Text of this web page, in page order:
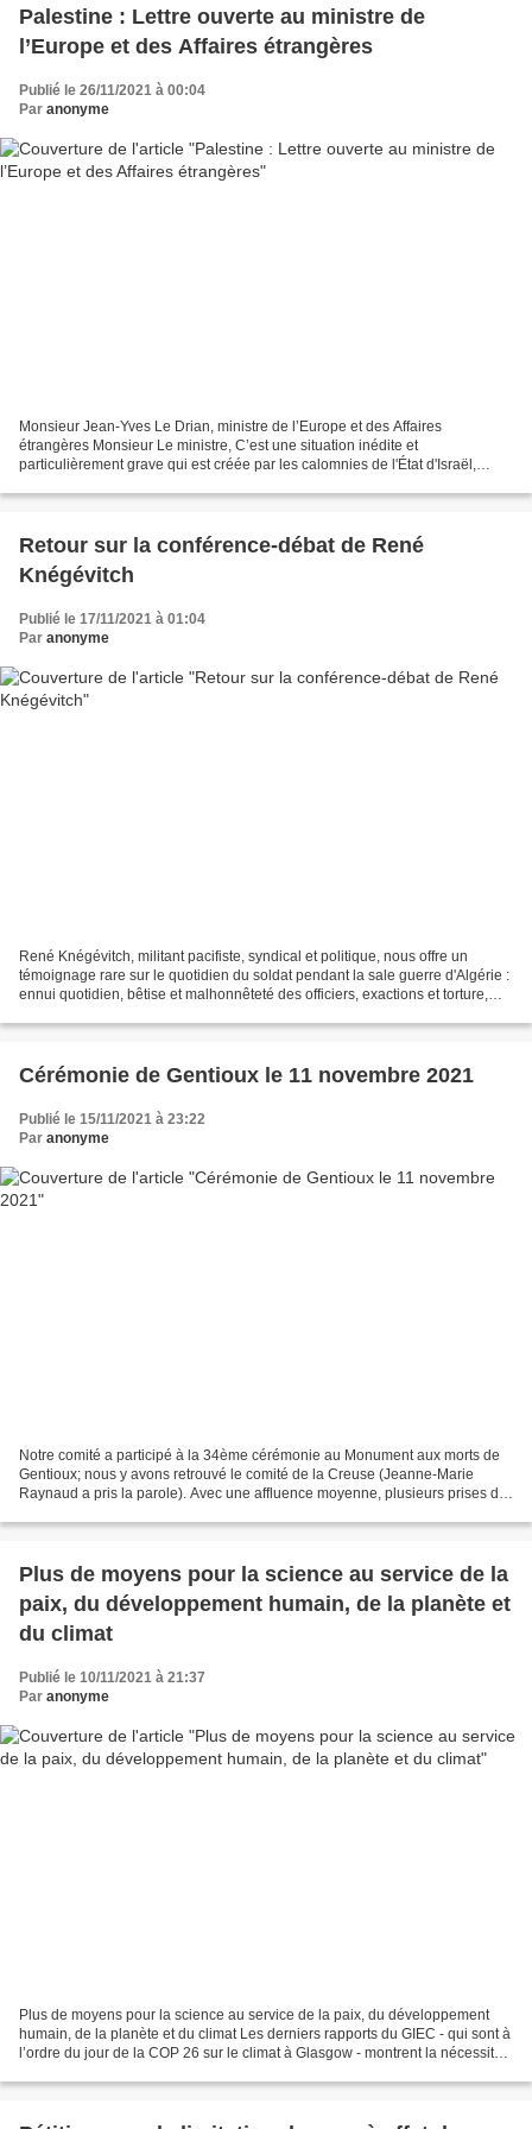
Palestine : Lettre ouverte au ministre de
l’Europe et des Affaires étrangères
Publié le 26/11/2021 à 00:04
Par anonyme
Monsieur Jean-Yves Le Drian, ministre de l’Europe et des Affaires
étrangères Monsieur Le ministre, C’est une situation inédite et
particulièrement grave qui est créée par les calomnies de l'État d'Israël,
Retour sur la conférence-débat de René
Knégévitch
Publié le 17/11/2021 à 01:04
Par anonyme
René Knégévitch, militant pacifiste, syndical et politique, nous offre un
témoignage rare sur le quotidien du soldat pendant la sale guerre d'Algérie :
ennui quotidien, bêtise et malhonnêteté des officiers, exactions et torture,
Cérémonie de Gentioux le 11 novembre 2021
Publié le 15/11/2021 à 23:22
Par anonyme
Notre comité a participé à la 34ème cérémonie au Monument aux morts de
Gentioux; nous y avons retrouvé le comité de la Creuse (Jeanne-Marie
Raynaud a pris la parole). Avec une affluence moyenne, plusieurs prises de
Plus de moyens pour la science au service de la
paix, du développement humain, de la planète et
du climat
Publié le 10/11/2021 à 21:37
Par anonyme
Plus de moyens pour la science au service de la paix, du développement
humain, de la planète et du climat Les derniers rapports du GIEC - qui sont à
l’ordre du jour de la COP 26 sur le climat à Glasgow - montrent la nécessité